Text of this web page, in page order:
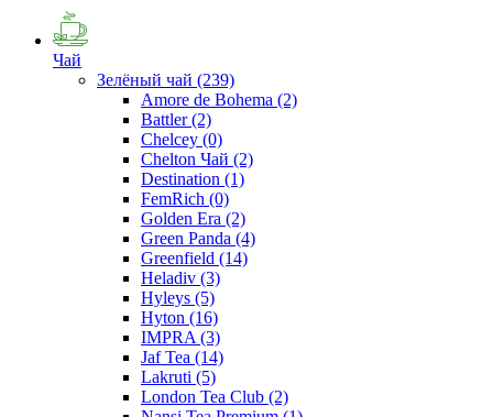
Чай
Зелёный чай (239)
Amore de Bohema (2)
Battler(2)
Chelcey (0)
Chelton Чай (2)
Destination (1)
FemRich (0)
Golden Era (2)
Green Panda (4)
Greenfield (14)
Heladiv (3)
Hyleys (5)
Hyton (16)
IMPRA (3)
Jaf Tea (14)
Lakruti (5)
London Tea Club (2)